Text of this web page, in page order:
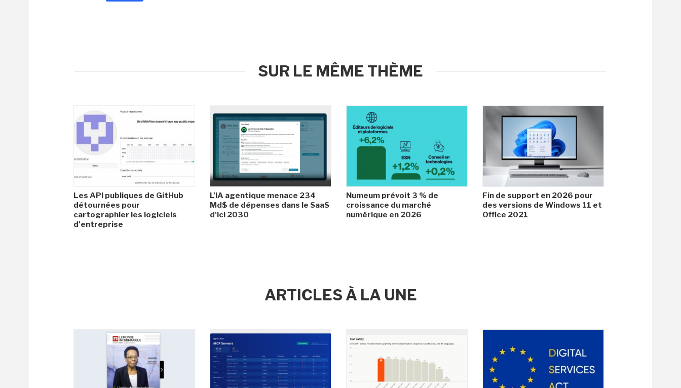
SUR LE MÊME THÈME
Les API publiques de GitHub
détournées pour
cartographier les logiciels
d'entreprise
L'IA agentique menace 234
Md$ de dépenses dans le SaaS
d'ici 2030
Numeum prévoit 3 % de
croissance du marché
numérique en 2026
Fin de support en 2026 pour
des versions de Windows 11 et
Office 2021
ARTICLES À LA UNE